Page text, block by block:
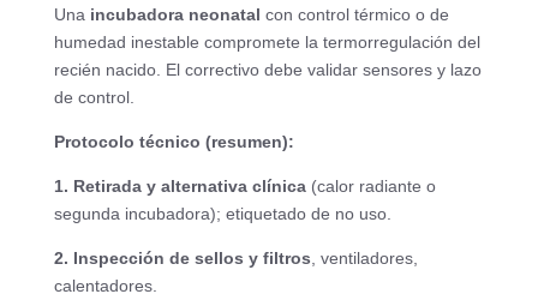
Una incubadora neonatal con control térmico o de
humedad inestable compromete la termorregulación del
recién nacido. El correctivo debe validar sensores y lazo
de control.
Protocolo técnico (resumen):
1. Retirada y alternativa clínica(calor radiante o
segunda incubadora); etiquetado de no uso.
2. Inspección de sellos y filtros , ventiladores,
calentadores.